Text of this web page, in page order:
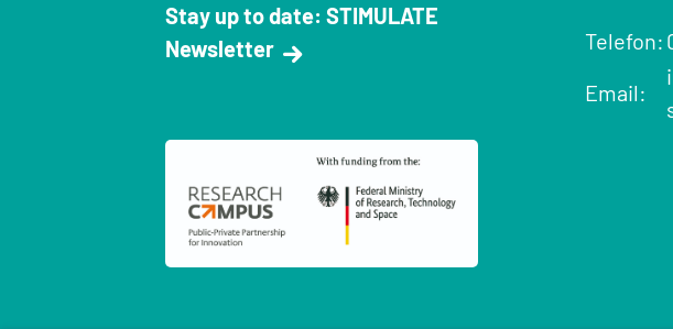
Stay up to date: STIMULATE
Newsletter
Telefon:
Email: